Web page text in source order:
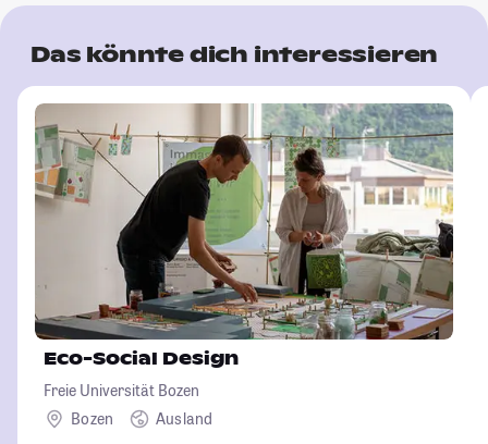
Das könnte dich interessieren
Eco-Social Design
Freie Universität Bozen
Bozen
Ausland